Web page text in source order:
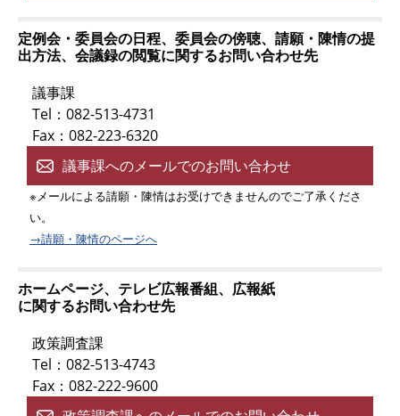
定例会・委員会の日程、委員会の傍聴、請願・陳情の提
出方法、会議録の閲覧に関するお問い合わせ先
議事課
Tel：082-513-4731
Fax：082-223-6320
議事課へのメールでのお問い合わせ
※メールによる請願・陳情はお受けできませんのでご了承くださ
い。
→請願・陳情のページへ
ホームページ、テレビ広報番組、広報紙
に関するお問い合わせ先
政策調査課
Tel：082-513-4743
Fax：082-222-9600